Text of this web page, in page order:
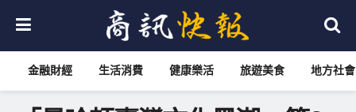
金融財經 生活消費 健康樂活 旅遊美食 地方社會